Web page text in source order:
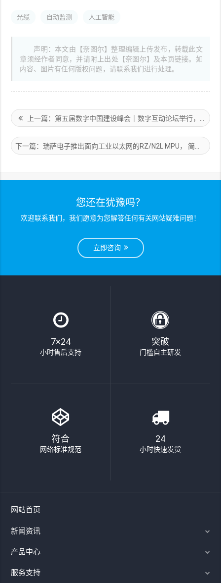
光缆 自动监测 人工智能
声明：本文由【奈图尔】整理编辑上传发布，转载此文
章须经作者同意，并请附上出处【奈图尔】及本页链接。如
内容、图片有任何版权问题，请联系我们进行处理。
上一篇：第五届数字中国建设峰会｜数字互动论坛举行，中国信通院助力实时互动产业发展
您还在犹豫吗？
欢迎联系我们，我们愿意为您解答任何有关网站疑难问题！
立即咨询
7×24
小时售后支持
突破
门槛自主研发
符合
网络标准规范
24
小时快速发货
网站首页
新闻资讯
产品中心
服务支持